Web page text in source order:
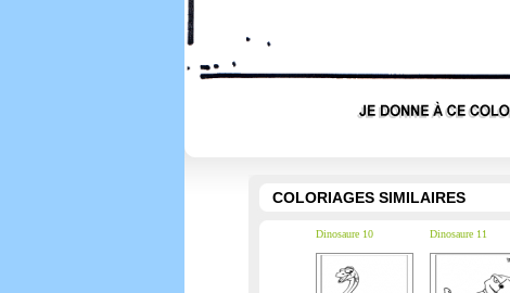
COLORIAGES SIMILAIRES
Dinosaure 10 Dinosaure 11